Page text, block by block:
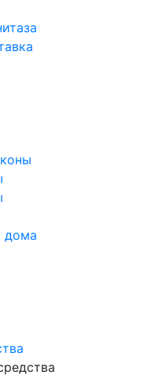
дома